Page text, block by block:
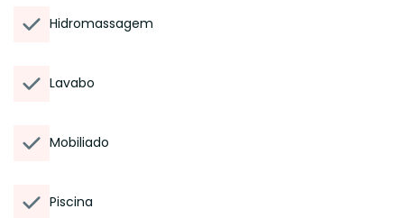
Hidromassagem
Lavabo
Mobiliado
Piscina